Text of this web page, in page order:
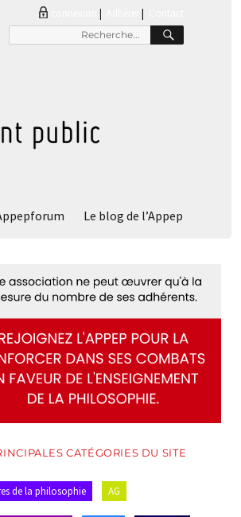
|
pour
Le blog de l’Appep
CATÉGORIES DU SITE
de la philosophie AG